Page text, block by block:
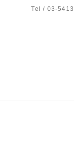
Tel / 03-